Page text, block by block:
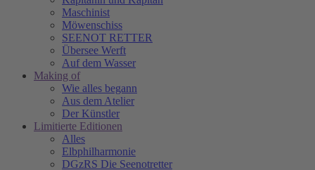
Maschinist
Möwenschiss
SEENOT RETTER
Übersee Werft
Auf dem Wasser
Making of
Wie alles begann
Aus dem Atelier
Der Künstler
Limitierte Editionen
Alles
Elbphilharmonie
DGzRS Die Seenotretter